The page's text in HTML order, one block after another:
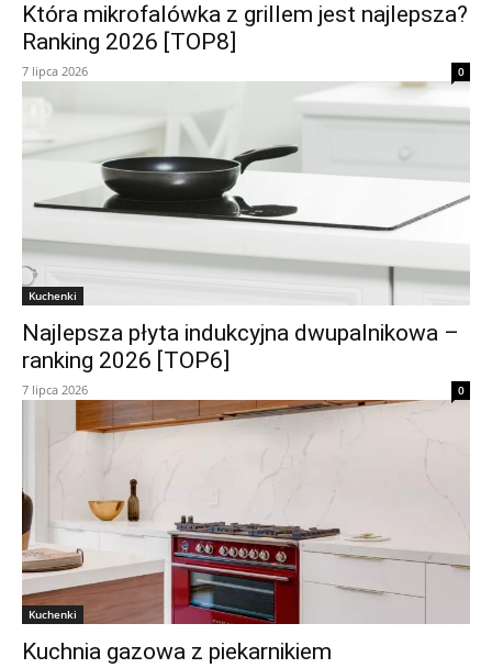
Która mikrofalówka z grillem jest najlepsza?
Ranking 2026 [TOP8]
7 lipca 2026 0
Kuchenki
Najlepsza płyta indukcyjna dwupalnikowa –
ranking 2026 [TOP6]
7 lipca 2026 0
Kuchenki
Kuchnia gazowa z piekarnikiem